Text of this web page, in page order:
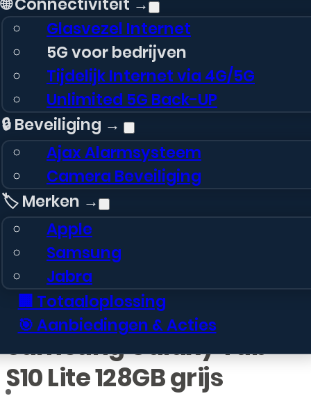
Glasvezel Internet
5G voor bedrijven
Tijdelijk Internet via 4G/5G
Unlimited 5G Back-UP
🔒 Beveiliging →
Ajax Alarmsysteem
Camera Beveiliging
🏷️ Merken →
Apple
Samsung
Jabra
🏢 Totaaloplossing
🎯 Aanbiedingen & Acties
Samsung Galaxy Tab
S10 Lite 128GB grijs